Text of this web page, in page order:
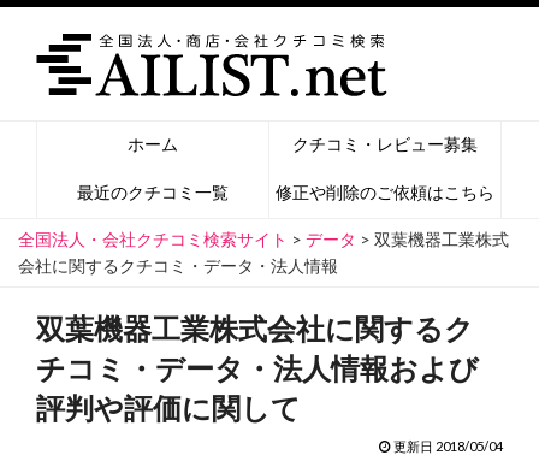
ホーム クチコミ・レビュー募集
最近のクチコミ一覧 修正や削除のご依頼はこちら
全国法人・会社クチコミ検索サイト > データ > 双葉機器工業株式
会社に関するクチコミ・データ・法人情報
双葉機器工業株式会社に関するク
チコミ・データ・法人情報および
評判や評価に関して
更新日 2018/05/04